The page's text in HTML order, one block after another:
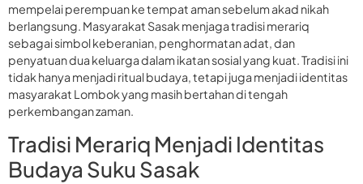
mempelai perempuan ke tempat aman sebelum akad nikah
berlangsung. Masyarakat Sasak menjaga tradisi merariq
sebagai simbol keberanian, penghormatan adat, dan
penyatuan dua keluarga dalam ikatan sosial yang kuat. Tradisi ini
tidak hanya menjadi ritual budaya, tetapi juga menjadi identitas
masyarakat Lombok yang masih bertahan di tengah
perkembangan zaman.
Tradisi Merariq Menjadi Identitas
Budaya Suku Sasak